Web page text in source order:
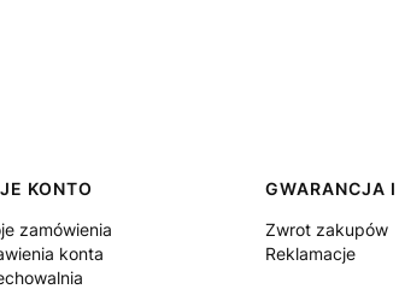
KONTO
zamówienia
konta
GWARANCJA
Zwrot zakupów
Reklamacje